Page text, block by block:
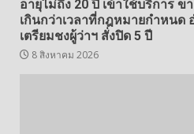
อายุไม่ถึง 20 ปี เข้าใช้บริการ
เกินกว่าเวลาที่กฎหมายกำหนด
เตรียมชงผู้ว่าฯ สั่งปิด 5 ปี
8 สิงหาคม 2026